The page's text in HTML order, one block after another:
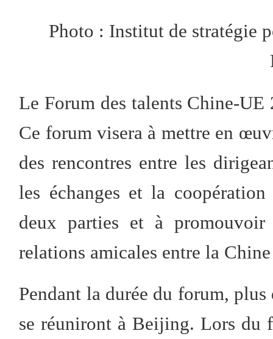
Photo : Institut de stratégie
Le Forum des talents Chine-
Ce forum visera à mettre en
des rencontres entre les
les échanges et la
deux parties et à
relations amicales entre la
Pendant la durée du forum,
se réuniront à Beijing. Lors du